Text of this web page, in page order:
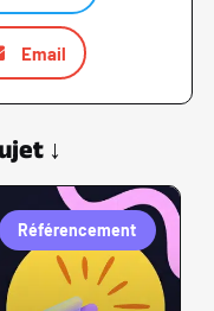
Email
↓
Référencement